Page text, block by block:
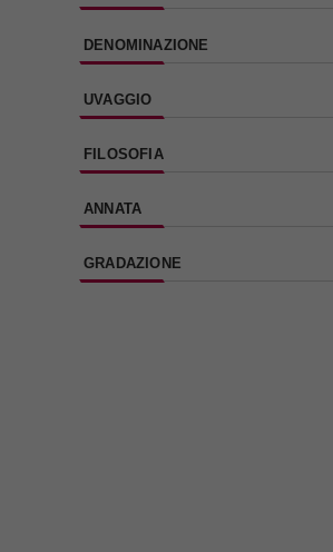
DENOMINAZIONE
UVAGGIO
FILOSOFIA
ANNATA
GRADAZIONE